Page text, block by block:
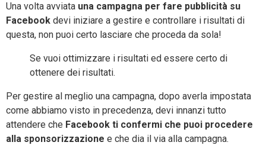
Una volta avviata una campagna per fare pubblicità su
Facebook devi iniziare a gestire e controllare i risultati di
questa, non puoi certo lasciare che proceda da sola!
Se vuoi ottimizzare i risultati ed essere certo di
ottenere dei risultati.
Per gestire al meglio una campagna, dopo averla impostata
come abbiamo visto in precedenza, devi innanzi tutto
attendere che Facebook ti confermi che puoi procedere
alla sponsorizzazione e che dia il via alla campagna.